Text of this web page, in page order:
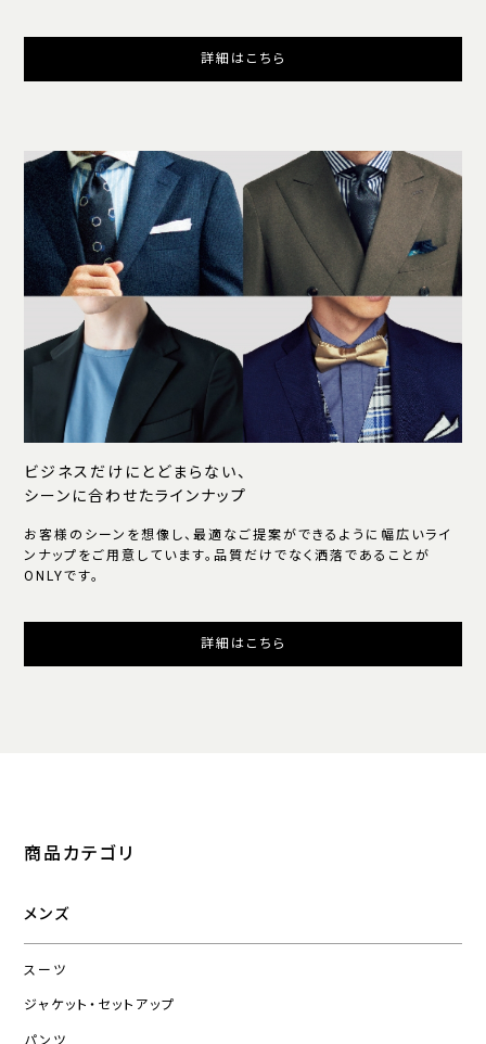
詳細はこちら
ビジネスだけにとどまらない、
シーンに合わせたラインナップ
お客様のシーンを想像し、最適なご提案ができるように幅広いライ
ンナップをご用意しています。品質だけでなく洒落であることが
ONLYです。
詳細はこちら
商品カテゴリ
メンズ
スーツ
ジャケット・セットアップ
パンツ